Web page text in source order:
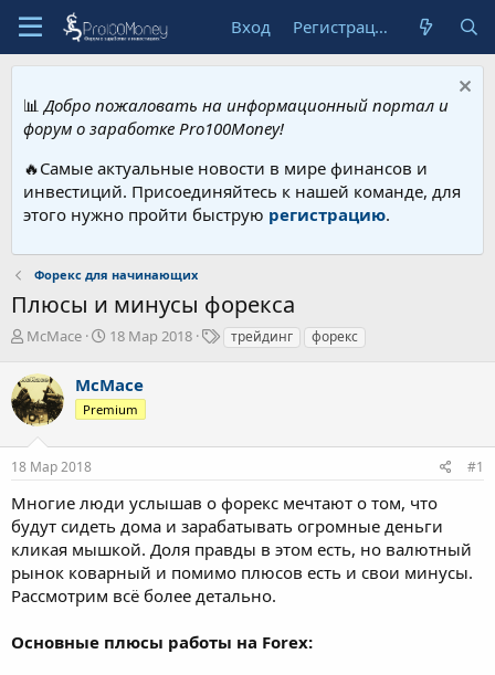
Вход Регистрация
📊 Добро пожаловать на информационный портал и
форум о заработке Pro100Money!
🔥Самые актуальные новости в мире финансов и
инвестиций. Присоединяйтесь к нашей команде, для
этого нужно пройти быструю регистрацию.
Форекс для начинающих
Плюсы и минусы форекса
А
т
о
р
е
м
McMace
Д
а
н
ч
а
18 Мар 2018
Ттрейдинг форекс
McMace
Premium
18 Мар 2018 #1
Многие люди услышав о форекс мечтают о том, что
будут сидеть дома и зарабатывать огромные деньги
кликая мышкой. Доля правды в этом есть, но валютный
рынок коварный и помимо плюсов есть и свои минусы.
Рассмотрим всё более детально.
Основные плюсы работы на Forex: